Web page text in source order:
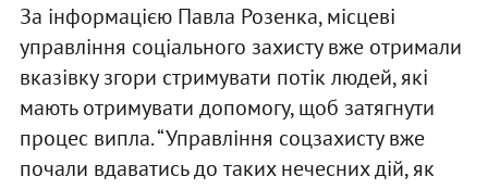
За інформацією Павла Розенка, місцеві
управління соціального захисту вже отримали
вказівку згори стримувати потік людей, які
мають отримувати допомогу, щоб затягнути
процес випла. “Управління соцзахисту вже
почали вдаватись до таких нечесних дій, як